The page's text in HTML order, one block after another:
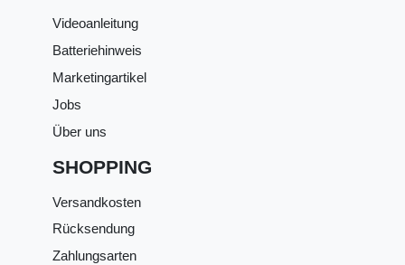
Videoanleitung
Batteriehinweis
Marketingartikel
Jobs
Über uns
SHOPPING
Versandkosten
Rücksendung
Zahlungsarten